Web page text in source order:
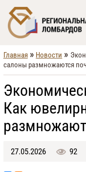
Главная » Новости »
салоны размножаются
Как
27.05.2026 92